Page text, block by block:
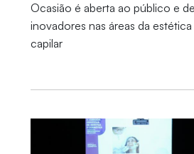
Ocasião é aberta ao público e
inovadores nas áreas da
capilar